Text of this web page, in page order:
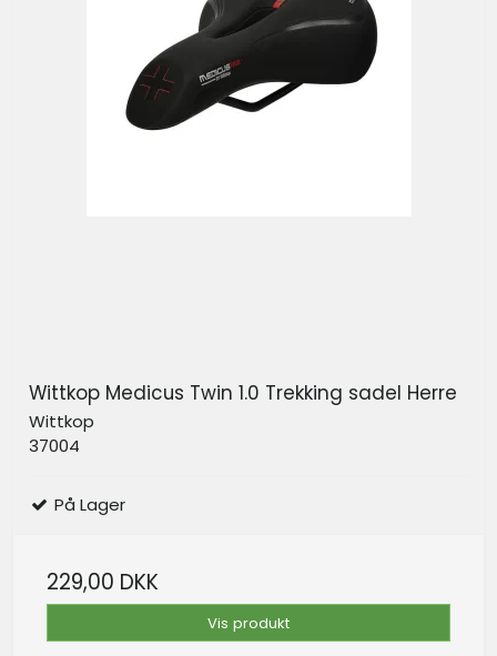
Wittkop Medicus Twin 1.0 Trekking sadel Herre
Wittkop
37004
På Lager
229,00 DKK
Vis produkt